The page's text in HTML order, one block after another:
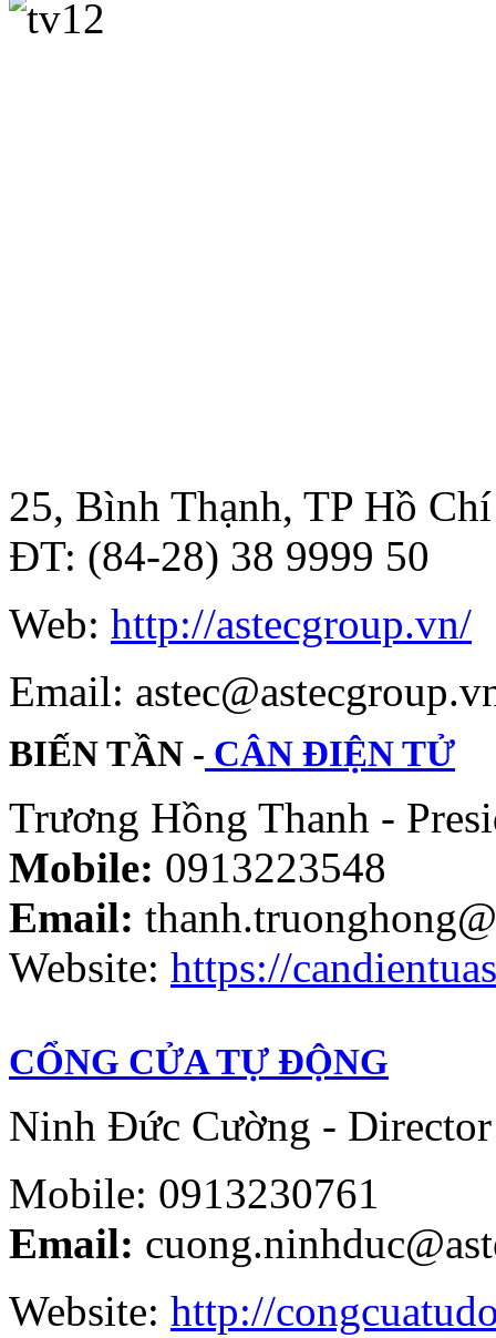
25, Bình Thạnh, TP Hồ
ĐT: (84-28) 38 9999 50
Web: http://astecgroup.vn/
Email:
BIẾN TẦN - CÂN ĐIỆN TỬ
Trương Hồng Thanh -
Mobile: 0913223548
Email:
Website: https://
CỔNG CỬA TỰ ĐỘNG
Ninh Đức Cường - Director
Mobile: 0913230761
Email:
Website: http://